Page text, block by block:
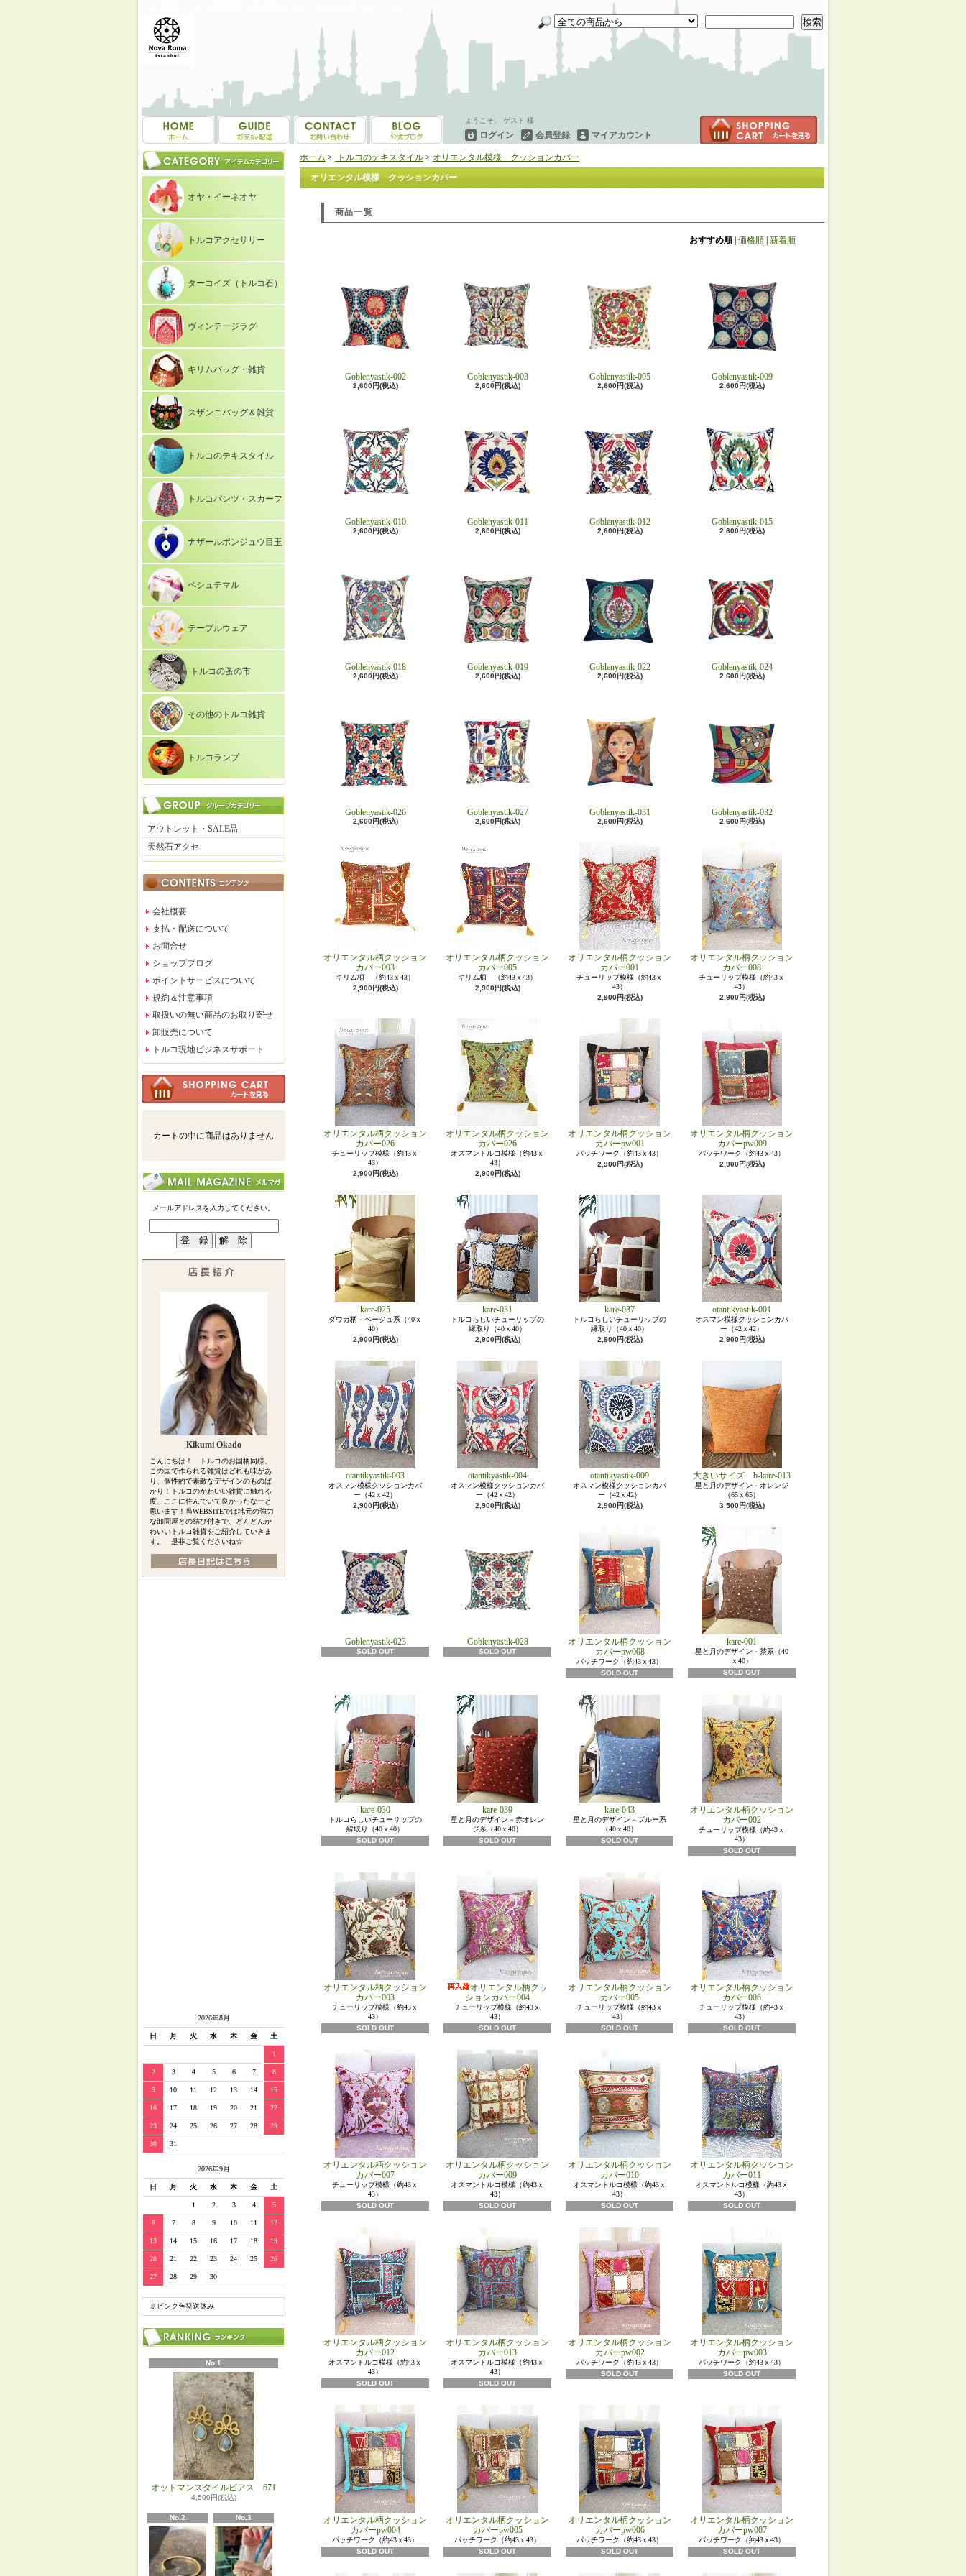
検索
ようこそ、 ゲスト 様
ログイン 会員登録 マイアカウント
オヤ・イーネオヤ
トルコアクセサリー
ターコイズ（トルコ石）
ヴィンテージラグ
キリムバッグ・雑貨
スザンニバッグ＆雑貨
トルコのテキスタイル
トルコパンツ・スカーフ
ナザールボンジュウ目玉
ペシュテマル
テーブルウェア
トルコの蚤の市
その他のトルコ雑貨
トルコランプ
アウトレット・SALE品
天然石アクセ
会社概要
支払・配送について
お問合せ
ショップブログ
ポイントサービスについて
規約＆注意事項
取扱いの無い商品のお取り寄せ
卸販売について
トルコ現地ビジネスサポート
カートの中に商品はありません
メールアドレスを入力してください。
Kikumi Okado
こんにちは！ トルコのお国柄同様、
この国で作られる雑貨はどれも味があ
り、個性的で素敵なデザインのものば
かり！トルコのかわいい雑貨に触れる
度、ここに住んでいて良かったなーと
思います！当WEBSITEでは地元の強力
な卸問屋との結び付きで、どんどんか
わいいトルコ雑貨をご紹介していきま
す。 是非ご覧くださいね☆
2026年8月
日 月 火 水 木 金 土
1
2 3 4 5 6 7 8
9 10 11 12 13 14 15
16 17 18 19 20 21 22
23 24 25 26 27 28 29
30 31
2026年9月
日 月 火 水 木 金 土
1 2 3 4 5
6 7 8 9 10 11 12
13 14 15 16 17 18 19
20 21 22 23 24 25 26
27 28 29 30
※ピンク色発送休み
No.1
オットマンスタイルピアス 671
4,500円(税込)
No.2 No.3
ホーム > トルコのテキスタイル > オリエンタル模様 クッションカバー
オリエンタル模様 クッションカバー
商品一覧
おすすめ順 価格順 新着順
Goblenyastik-002
2,600円(税込)
Goblenyastik-003
2,600円(税込)
Goblenyastik-005
2,600円(税込)
Goblenyastik-009
2,600円(税込)
Goblenyastik-010
2,600円(税込)
Goblenyastik-011
2,600円(税込)
Goblenyastik-012
2,600円(税込)
Goblenyastik-015
2,600円(税込)
Goblenyastik-018
2,600円(税込)
Goblenyastik-019
2,600円(税込)
Goblenyastik-022
2,600円(税込)
Goblenyastik-024
2,600円(税込)
Goblenyastik-026
2,600円(税込)
Goblenyastik-027
2,600円(税込)
Goblenyastik-031
2,600円(税込)
Goblenyastik-032
2,600円(税込)
オリエンタル柄クッション
カバー003
キリム柄 （約43ｘ43）
2,900円(税込)
オリエンタル柄クッション
カバー005
キリム柄 （約43ｘ43）
2,900円(税込)
オリエンタル柄クッション
カバー001
チューリップ模様（約43ｘ
43）
2,900円(税込)
オリエンタル柄クッション
カバー008
チューリップ模様（約43ｘ
43）
2,900円(税込)
オリエンタル柄クッション
カバー026
チューリップ模様（約43ｘ
43）
2,900円(税込)
オリエンタル柄クッション
カバー026
オスマントルコ模様（約43ｘ
43）
2,900円(税込)
オリエンタル柄クッション
カバーpw001
パッチワーク（約43ｘ43）
2,900円(税込)
オリエンタル柄クッション
カバーpw009
パッチワーク（約43ｘ43）
2,900円(税込)
kare-025
ダウガ柄－ベージュ系（40ｘ
40）
2,900円(税込)
kare-031
トルコらしいチューリップの
縁取り（40ｘ40）
2,900円(税込)
kare-037
トルコらしいチューリップの
縁取り（40ｘ40）
2,900円(税込)
otantikyastik-001
オスマン模様クッションカバ
ー（42ｘ42）
2,900円(税込)
otantikyastik-003
オスマン模様クッションカバ
ー（42ｘ42）
2,900円(税込)
otantikyastik-004
オスマン模様クッションカバ
ー（42ｘ42）
2,900円(税込)
otantikyastik-009
オスマン模様クッションカバ
ー（42ｘ42）
2,900円(税込)
大きいサイズ b-kare-013
星と月のデザイン－オレンジ
（65ｘ65）
3,500円(税込)
Goblenyastik-023
SOLD OUT
Goblenyastik-028
SOLD OUT
オリエンタル柄クッション
カバーpw008
パッチワーク（約43ｘ43）
SOLD OUT
kare-001
星と月のデザイン－茶系（40
ｘ40）
SOLD OUT
kare-030
トルコらしいチューリップの
縁取り（40ｘ40）
SOLD OUT
kare-039
星と月のデザイン－赤オレン
ジ系（40ｘ40）
SOLD OUT
kare-043
星と月のデザイン－ブルー系
（40ｘ40）
SOLD OUT
オリエンタル柄クッション
カバー002
チューリップ模様（約43ｘ
43）
SOLD OUT
オリエンタル柄クッション
カバー003
チューリップ模様（約43ｘ
43）
SOLD OUT
オリエンタル柄クッ
ションカバー004
チューリップ模様（約43ｘ
43）
SOLD OUT
オリエンタル柄クッション
カバー005
チューリップ模様（約43ｘ
43）
SOLD OUT
オリエンタル柄クッション
カバー006
チューリップ模様（約43ｘ
43）
SOLD OUT
オリエンタル柄クッション
カバー007
チューリップ模様（約43ｘ
43）
SOLD OUT
オリエンタル柄クッション
カバー009
オスマントルコ模様（約43ｘ
43）
SOLD OUT
オリエンタル柄クッション
カバー010
オスマントルコ模様（約43ｘ
43）
SOLD OUT
オリエンタル柄クッション
カバー011
オスマントルコ模様（約43ｘ
43）
SOLD OUT
オリエンタル柄クッション
カバー012
オスマントルコ模様（約43ｘ
43）
SOLD OUT
オリエンタル柄クッション
カバー013
オスマントルコ模様（約43ｘ
43）
SOLD OUT
オリエンタル柄クッション
カバーpw002
パッチワーク（約43ｘ43）
SOLD OUT
オリエンタル柄クッション
カバーpw003
パッチワーク（約43ｘ43）
SOLD OUT
オリエンタル柄クッション
カバーpw004
パッチワーク（約43ｘ43）
SOLD OUT
オリエンタル柄クッション
カバーpw005
パッチワーク（約43ｘ43）
SOLD OUT
オリエンタル柄クッション
カバーpw006
パッチワーク（約43ｘ43）
SOLD OUT
オリエンタル柄クッション
カバーpw007
パッチワーク（約43ｘ43）
SOLD OUT